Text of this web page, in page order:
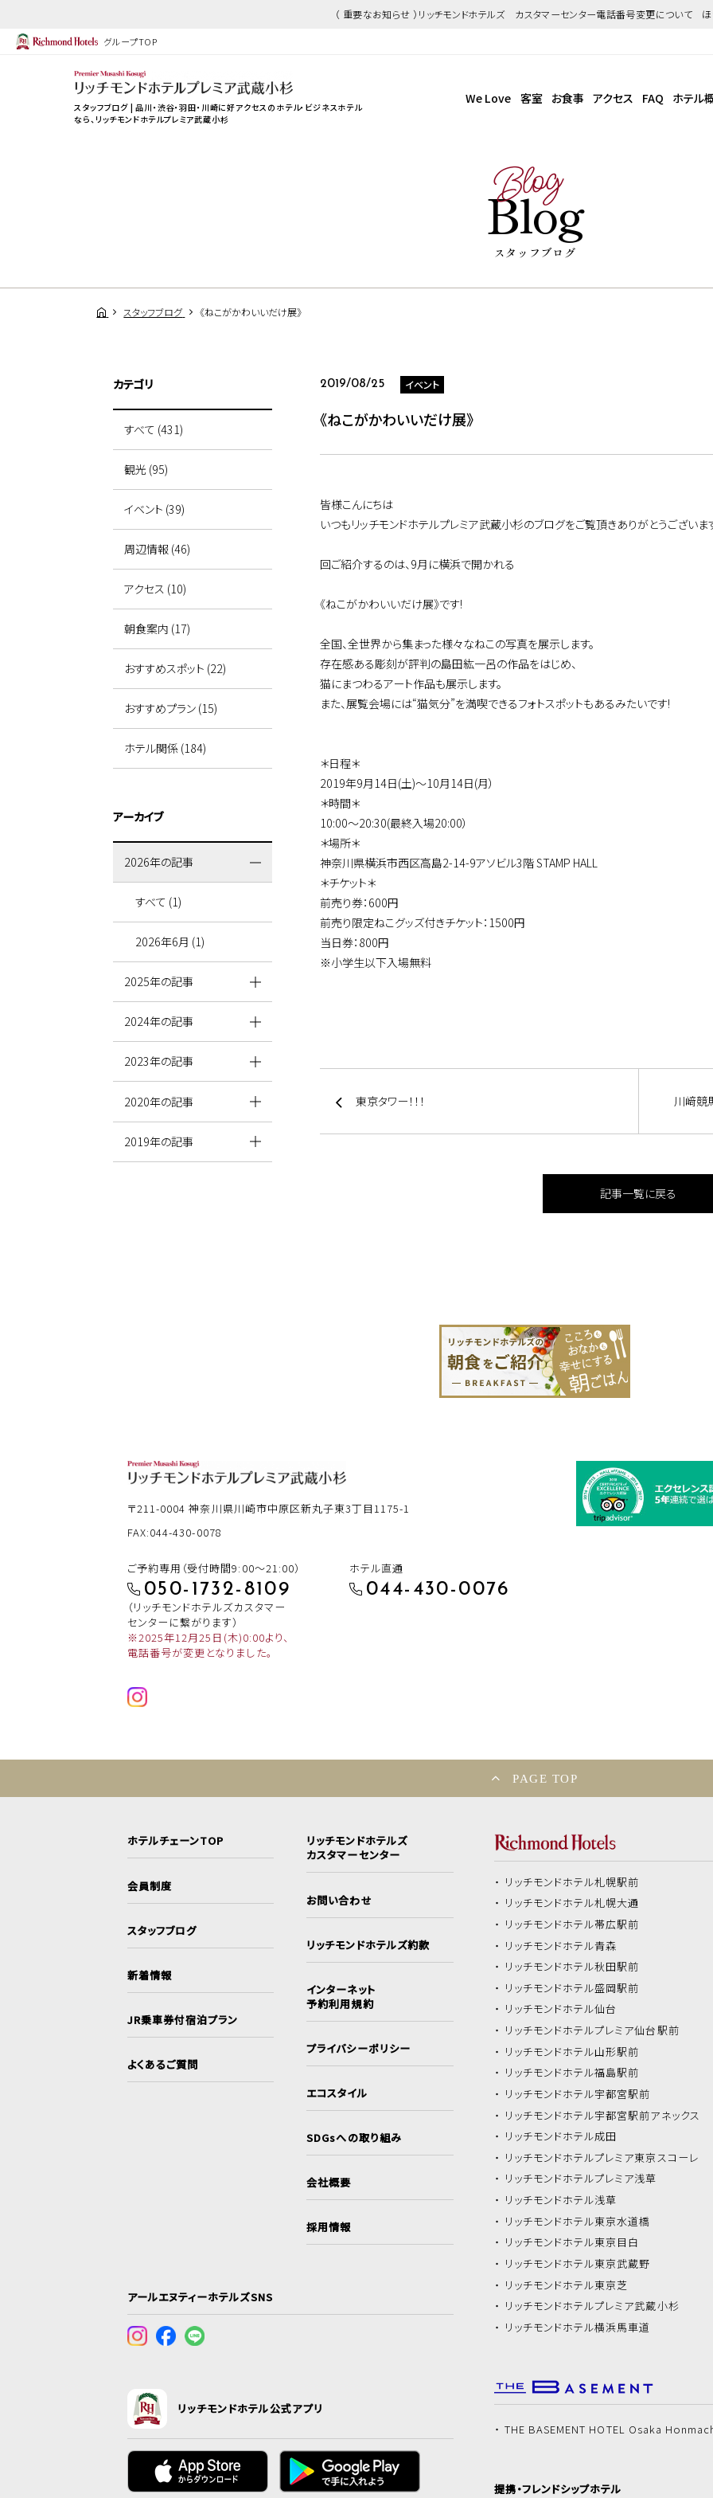
（ 重要なお知らせ ）リッチモンドホテルズ カスタマーセンター電話番号変更について
グループTOP
スタッフブログ | 品川・渋谷・羽田・川崎に好アクセスのホテル・ビジネスホテル
なら、 リッチモンドホテルプレミア武蔵小杉
We Love 客室 お食事 アクセス FAQ ホテル
Blog
Blog
スタッフブログ
スタッフブログ 《ねこがかわいいだけ展》
2019/08/25 イベント
《ねこがかわいいだけ展》
皆様こんにちは
いつもリッチモンドホテルプレミア武蔵小杉のブログをご覧頂きありがとうございま
回ご紹介するのは、9月に横浜で開かれる
《ねこがかわいいだけ展》です!
全国、全世界から集まった様々なねこの写真を展示します。
存在感ある彫刻が評判の島田紘一呂の作品をはじめ、
猫にまつわるアート作品も展示します。
また、展覧会場には“猫気分”を満喫できるフォトスポットもあるみたいです!
＊日程＊
2019年9月14日(土)～10月14日(月）
＊時間＊
10:00～20:30(最終入場20:00）
＊場所＊
神奈川県横浜市西区高島2-14-9アソビル3階 STAMP HALL
＊チケット＊
前売り券：600円
前売り限定ねこグッズ付きチケット：1500円
当日券：800円
※小学生以下入場無料
東京タワー！！！ 川﨑競
記事一覧に戻る
カテゴリ
すべて (431)
観光 (95)
イベント (39)
周辺情報 (46)
アクセス (10)
朝食案内 (17)
おすすめスポット (22)
おすすめプラン (15)
ホテル関係 (184)
アーカイブ
2026年の記事
すべて (1)
2026年6月 (1)
2025年の記事
2024年の記事
2023年の記事
2020年の記事
2019年の記事
〒211-0004神奈川県川崎市中原区新丸子東3丁目1175-1
FAX:044-430-0078
ご予約専用（受付時間9:00～21:00）
050-1732-8109
（リッチモンドホテルズカスタマー
センターに繋がります）
※2025年12月25日(木)0:00より、
電話番号が変更となりました。
ホテル直通
044-430-0076
PAGE TOP
ホテルチェーンTOP
会員制度
スタッフブログ
新着情報
JR乗車券付宿泊プラン
よくあるご質問
リッチモンドホテルズ
カスタマーセンター
お問い合わせ
リッチモンドホテルズ約款
インターネット
予約利用規約
プライバシーポリシー
エコスタイル
SDGsへの取り組み
会社概要
採用情報
アールエヌティーホテルズSNS
リッチモンドホテル公式アプリ
リッチモンドホテル札幌駅前
リッチモンドホテル札幌大通
リッチモンドホテル帯広駅前
リッチモンドホテル青森
リッチモンドホテル秋田駅前
リッチモンドホテル盛岡駅前
リッチモンドホテル仙台
リッチモンドホテルプレミア仙台駅前
リッチモンドホテル山形駅前
リッチモンドホテル福島駅前
リッチモンドホテル宇都宮駅前
リッチモンドホテル宇都宮駅前アネックス
リッチモンドホテル成田
リッチモンドホテルプレミア東京スコーレ
リッチモンドホテルプレミア浅草
リッチモンドホテル浅草
リッチモンドホテル東京水道橋
リッチモンドホテル東京目白
リッチモンドホテル東京武蔵野
リッチモンドホテル東京芝
リッチモンドホテルプレミア武蔵小杉
リッチモンドホテル横浜馬車道
THE BASEMENT HOTEL Osaka
提携・フレンドシップホテル